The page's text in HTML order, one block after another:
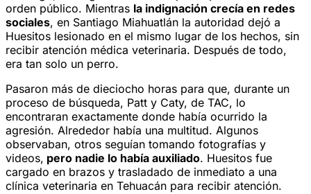
orden público. Mientras la indignación crecía en redes
sociales, en Santiago Miahuatlán la autoridad dejó a
Huesitos lesionado en el mismo lugar de los hechos, sin
recibir atención médica veterinaria. Después de todo,
era tan solo un perro.
Pasaron más de dieciocho horas para que, durante un
proceso de búsqueda, Patt y Caty, de TAC, lo
encontraran exactamente donde había ocurrido la
agresión. Alrededor había una multitud. Algunos
observaban, otros seguían tomando fotografías y
videos, pero nadie lo había auxiliado. Huesitos fue
cargado en brazos y trasladado de inmediato a una
clínica veterinaria en Tehuacán para recibir atención.